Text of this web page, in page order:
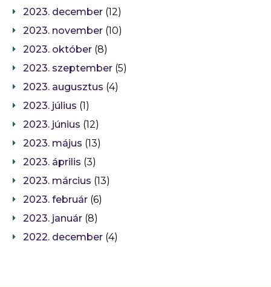
2023. december (12)
2023. november (10)
2023. október (8)
2023. szeptember (5)
2023. augusztus (4)
2023. július (1)
2023. június (12)
2023. május (13)
2023. április (3)
2023. március (13)
2023. február (6)
2023. január (8)
2022. december (4)